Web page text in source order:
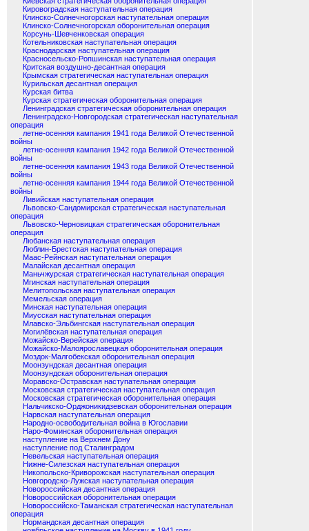
Кировоградская наступательная операция
Клинско-Солнечногорская наступательная операция
Клинско-Солнечногорская оборонительная операция
Корсунь-Шевченковская операция
Котельниковская наступательная операция
Краснодарская наступательная операция
Красносельско-Ропшинская наступательная операция
Критская воздушно-десантная операция
Крымская стратегическая наступательная операция
Курильская десантная операция
Курская битва
Курская стратегическая оборонительная операция
Ленинградская стратегическая оборонительная операция
Ленинградско-Новгородская стратегическая наступательная
операция
летне-осенняя кампания 1941 года Великой Отечественной
войны
летне-осенняя кампания 1942 года Великой Отечественной
войны
летне-осенняя кампания 1943 года Великой Отечественной
войны
летне-осенняя кампания 1944 года Великой Отечественной
войны
Ливийская наступательная операция
Львовско-Сандомирская стратегическая наступательная
операция
Львовско-Черновицкая стратегическая оборонительная
операция
Любанская наступательная операция
Люблин-Брестская наступательная операция
Маас-Рейнская наступательная операция
Малайская десантная операция
Маньчжурская стратегическая наступательная операция
Мгинская наступательная операция
Мелитопольская наступательная операция
Мемельская операция
Минская наступательная операция
Миусская наступательная операция
Млавско-Эльбингская наступательная операция
Могилёвская наступательная операция
Можайско-Верейская операция
Можайско-Малоярославецкая оборонительная операция
Моздок-Малгобекская оборонительная операция
Моонзундская десантная операция
Моонзундская оборонительная операция
Моравско-Остравская наступательная операция
Московская стратегическая наступательная операция
Московская стратегическая оборонительная операция
Нальчикско-Орджоникидзевская оборонительная операция
Нарвская наступательная операция
Народно-освободительная война в Югославии
Наро-Фоминская оборонительная операция
наступление на Верхнем Дону
наступление под Сталинградом
Невельская наступательная операция
Нижне-Силезская наступательная операция
Никопольско-Криворожская наступательная операция
Новгородско-Лужская наступательная операция
Новороссийская десантная операция
Новороссийская оборонительная операция
Новороссийско-Таманская стратегическая наступательная
операция
Нормандская десантная операция